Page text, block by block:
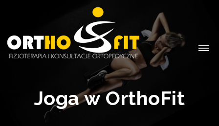
Joga w OrthoFit